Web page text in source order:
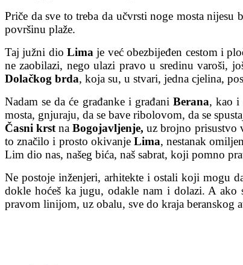
Priče da sve to treba da učvrsti noge mosta
površinu plaže.
Taj južni dioLima je već obezbijeđen cestom i
ne zaobilazi, nego ulazi pravo u sredinu varoši,
Dolačkog brda, koja su, u stvari, jedna cjelina,
Nadam se da će građanke i građaniBerana, kao i
mosta, gnjuraju, da se bave ribolovom, da se
Časni krst naBogojavljenje, uz brojno prisustvo
to značilo i prosto okivanje Lima, nestanak
Lim dio nas, našeg bića, naš sabrat, koji pomno
Ne postoje inženjeri, arhitekte i ostali koji mogu
dokle hoćeš ka jugu, odakle nam i dolazi. A ako
pravom linijom, uz obalu, sve do kraja beranskog